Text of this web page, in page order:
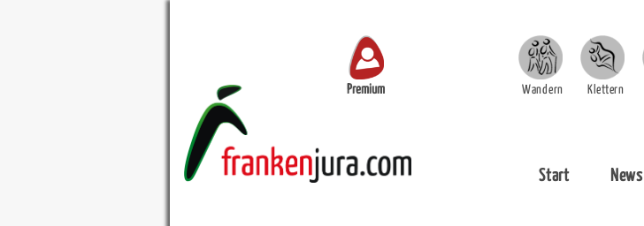
Premium Wandern Klettern
Start News